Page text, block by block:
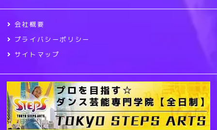
会社概要
プライバシーポリシー
サイトマップ